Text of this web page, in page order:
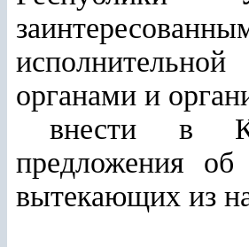
органами и
внести в
предложения об
вытекающих из